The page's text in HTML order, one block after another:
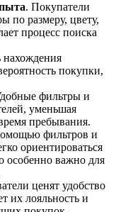
. Покупатели
по размеру, цвету,
процесс поиска
нахождения
покупки,
фильтры и
уменьшая
пребывания.
фильтров и
ориентироваться
особенно важно для
ценят удобство
их лояльность и